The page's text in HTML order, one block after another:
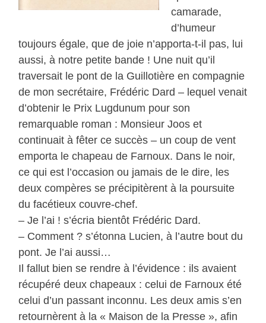
camarade,
d’humeur
toujours égale, que de joie n’apporta-t-il pas, lui
aussi, à notre petite bande ! Une nuit qu’il
traversait le pont de la Guillotière en compagnie
de mon secrétaire, Frédéric Dard – lequel venait
d’obtenir le Prix Lugdunum pour son
remarquable roman : Monsieur Joos et
continuait à fêter ce succès – un coup de vent
emporta le chapeau de Farnoux. Dans le noir,
ce qui est l’occasion ou jamais de le dire, les
deux compères se précipitèrent à la poursuite
du facétieux couvre-chef.
– Je l’ai ! s’écria bientôt Frédéric Dard.
– Comment ? s’étonna Lucien, à l’autre bout du
pont. Je l’ai aussi…
Il fallut bien se rendre à l’évidence : ils avaient
récupéré deux chapeaux : celui de Farnoux été
celui d’un passant inconnu. Les deux amis s’en
retournèrent à la « Maison de la Presse », afin